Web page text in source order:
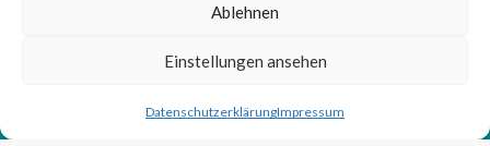
Ablehnen
Einstellungen ansehen
DatenschutzerklärungImpressum